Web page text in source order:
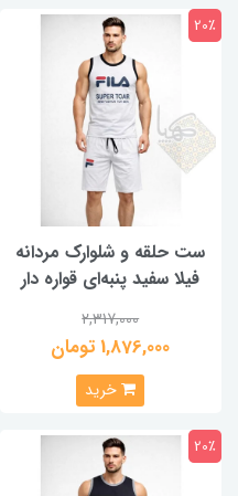
ست حلقه و شلوارک مردانه
فیلا سفید پنبه‌ای قواره دار
2,317,000
1,876,000 تومان
20٪
خرید
20٪